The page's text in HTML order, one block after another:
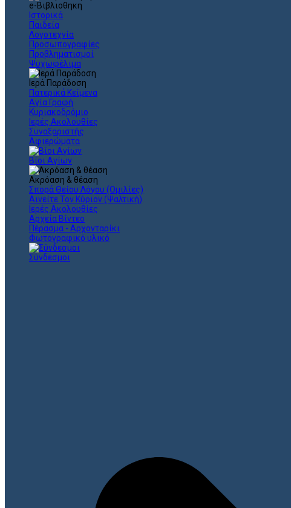
e-Βιβλιοθηκη
Ιστορικά
Παιδεία
Λογοτεχνία
Προσωπογραφίες
Προβληματισμοί
Ψυχωφέλιμα
Ιερά Παράδοση
Πατερικά Κείμενα
Αγία Γραφή
Κυριακοδρόμιο
Ιερές Ακολουθίες
Συναξαριστής
Αφιερώματα
Βίοι Αγίων
Ακρόαση & θέαση
Σπορά Θείου Λόγου (Ομιλίες)
Αινείτε Τον Κύριον (Ψαλτική)
Ιερές Ακολουθίες
Αρχεία Βίντεο
Πέρασμα - Αρχονταρίκι
Φωτογραφικό υλικό
Σύνδεσμοι